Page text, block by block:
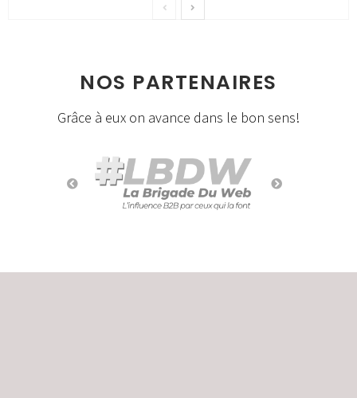
NOS PARTENAIRES
Grâce à eux on avance dans le bon sens!